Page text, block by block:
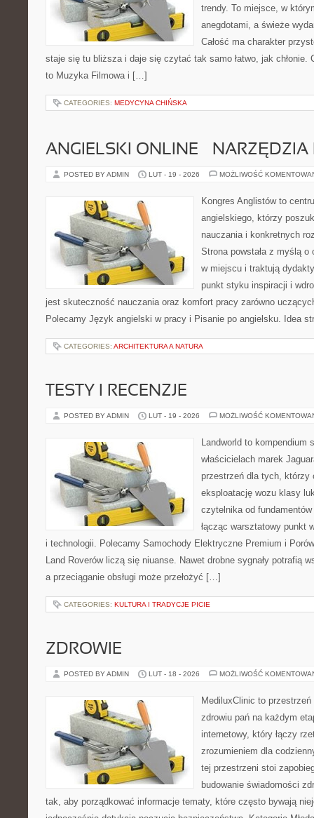
trendy. To miejsce, w
anegdotami, a świeże
Całość ma charakter
staje się tu bliższa i daje się czytać tak samo łatwo, jak chłonie.
to Muzyka Filmowa i […]
CATEGORIES: MEDYCYNA CHIŃSKA
ANGIELSKI ONLINE – NARZĘDZIA
POSTED BY ADMIN LUT - 19 - 2026 MOŻLIWOŚĆ
Kongres Anglistów to
angielskiego, którzy
nauczania i konkretnych
Strona powstała z myślą
w miejscu i traktują
punkt styku inspiracji i
jest skuteczność nauczania oraz komfort pracy zarówno
Polecamy Język angielski w pracy i Pisanie po angielsku. Idea
CATEGORIES: ARCHITEKTURA A NATURA
TESTY I RECENZJE
POSTED BY ADMIN LUT - 19 - 2026 MOŻLIWOŚĆ
Landworld to kompendium
właścicielach marek
przestrzeń dla tych, którzy
eksploatację wozu klasy
czytelnika od
łącząc warsztatowy punkt
i technologii. Polecamy Samochody Elektryczne Premium i
Land Roverów liczą się niuanse. Nawet drobne sygnały potrafią
a przeciąganie obsługi może przełożyć […]
CATEGORIES: KULTURA I TRADYCJE PICIE
ZDROWIE
POSTED BY ADMIN LUT - 18 - 2026 MOŻLIWOŚĆ
MediluxClinic to
zdrowiu pań na każdym
internetowy, który łączy
zrozumieniem dla
tej przestrzeni stoi
budowanie świadomości
tak, aby porządkować informacje tematy, które często bywają